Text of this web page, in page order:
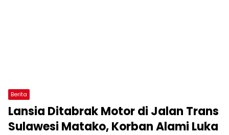
Berita
Lansia Ditabrak Motor di Jalan Trans
Sulawesi Matako, Korban Alami Luka